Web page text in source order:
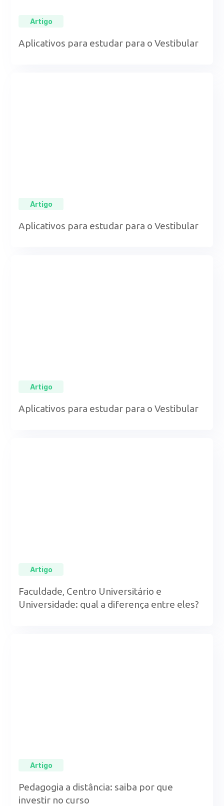
Artigo
Aplicativos para estudar para o Vestibular
Artigo
Aplicativos para estudar para o Vestibular
Artigo
Aplicativos para estudar para o Vestibular
Artigo
Faculdade, Centro Universitário e
Universidade: qual a diferença entre eles?
Artigo
Pedagogia a distância: saiba por que
investir no curso